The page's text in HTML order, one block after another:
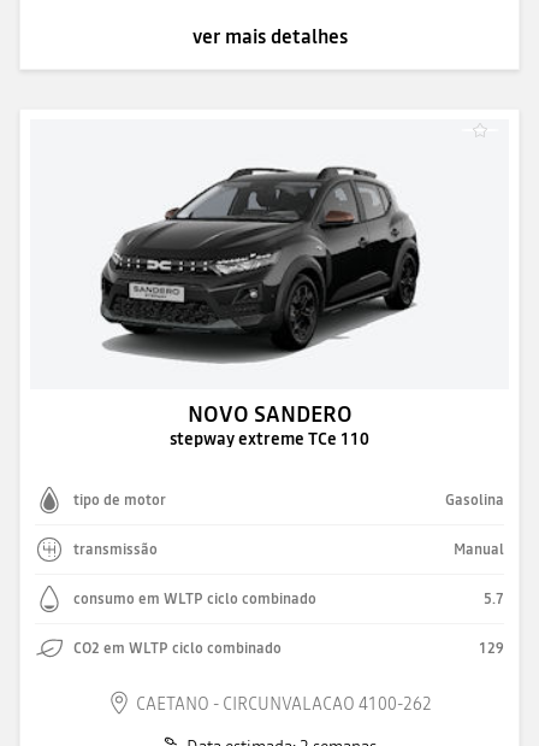
ver mais detalhes
NOVO SANDERO
stepway extreme TCe 110
tipo de motor Gasolina
transmissão Manual
consumo em WLTP ciclo combinado 5.7
CO2 em WLTP ciclo combinado 129
CAETANO - CIRCUNVALACAO 4100-262